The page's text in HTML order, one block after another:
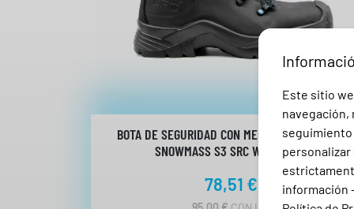
BOTA DE SEGURIDAD CON MEMBRANA AQUATEX
SNOWMASS S3 SRC WR LAVORO
78,51 €
Este sitio
navegación,
seguimiento
personalizar
información